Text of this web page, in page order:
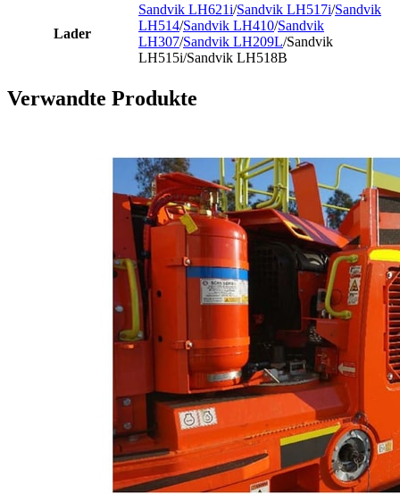
Lader
Sandvik LH621i/Sandvik LH517i/Sandvik
LH514/Sandvik LH410/Sandvik
LH307/Sandvik LH209L/Sandvik
LH515i/Sandvik LH518B
Verwandte Produkte